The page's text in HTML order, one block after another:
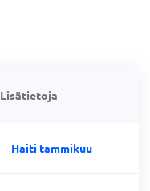
Lisätietoja
Haiti tammikuu